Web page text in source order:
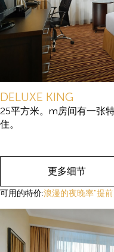
DELUXE KING
25平方米。m房间有一张
住。
更多细节
可用的特价:浪漫的夜晚率"提